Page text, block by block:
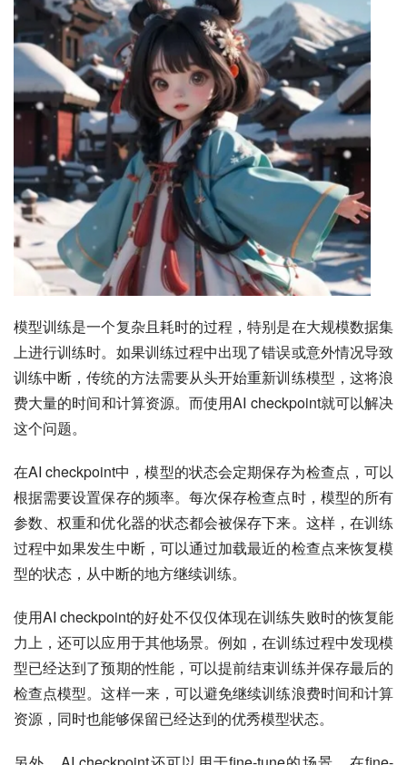
模型训练是一个复杂且耗时的过程，特别是在大规模数据集
上进行训练时。如果训练过程中出现了错误或意外情况导致
训练中断，传统的方法需要从头开始重新训练模型，这将浪
费大量的时间和计算资源。而使用AI checkpoint就可以解决
这个问题。
在AI checkpoint中，模型的状态会定期保存为检查点，可以
根据需要设置保存的频率。每次保存检查点时，模型的所有
参数、权重和优化器的状态都会被保存下来。这样，在训练
过程中如果发生中断，可以通过加载最近的检查点来恢复模
型的状态，从中断的地方继续训练。
使用AI checkpoint的好处不仅仅体现在训练失败时的恢复能
力上，还可以应用于其他场景。例如，在训练过程中发现模
型已经达到了预期的性能，可以提前结束训练并保存最后的
检查点模型。这样一来，可以避免继续训练浪费时间和计算
资源，同时也能够保留已经达到的优秀模型状态。